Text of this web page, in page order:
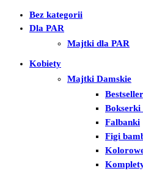
Bez kategorii
Dla PAR
Majtki dla PAR
Kobiety
Majtki Damskie
Bokserki
Falbanki
Figi